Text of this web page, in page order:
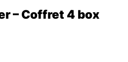
– Coffret 4 box